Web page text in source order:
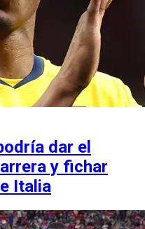
dar el
y fichar
Italia